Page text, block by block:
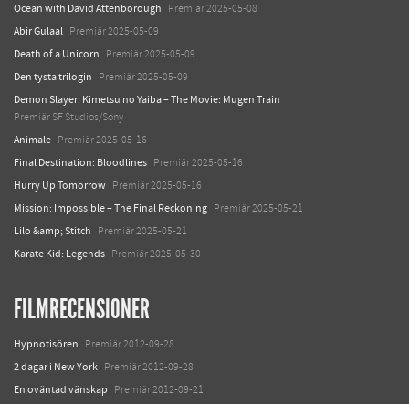
Ocean with David Attenborough Premiär 2025-05-08
Abir Gulaal Premiär 2025-05-09
Death of a Unicorn Premiär 2025-05-09
Den tysta trilogin Premiär 2025-05-09
Demon Slayer: Kimetsu no Yaiba – The Movie: Mugen Train
Premiär SF Studios/Sony
Animale Premiär 2025-05-16
Final Destination: Bloodlines Premiär 2025-05-16
Hurry Up Tomorrow Premiär 2025-05-16
Mission: Impossible – The Final Reckoning Premiär 2025-05-21
Lilo &amp; Stitch Premiär 2025-05-21
Karate Kid: Legends Premiär 2025-05-30
FILMRECENSIONER
Hypnotisören Premiär 2012-09-28
2 dagar i New York Premiär 2012-09-28
En oväntad vänskap Premiär 2012-09-21